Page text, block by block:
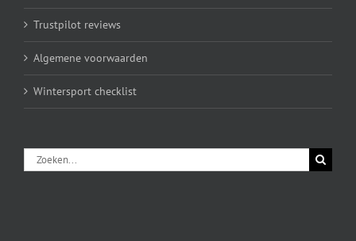
Trustpilot reviews
Algemene voorwaarden
Wintersport checklist
Zoeken
naar: